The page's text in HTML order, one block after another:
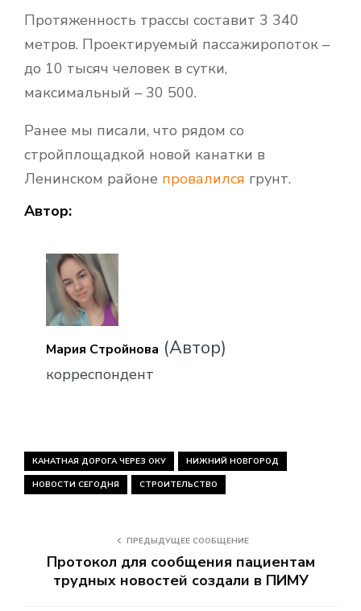
Протяженность трассы составит 3 340
метров. Проектируемый пассажиропоток –
до 10 тысяч человек в сутки,
максимальный – 30 500.
Ранее мы писали, что рядом со
стройплощадкой новой канатки в
Ленинском районе провалился грунт.
Автор:
Мария Стройнова (Автор)
корреспондент
КАНАТНАЯ ДОРОГА ЧЕРЕЗ ОКУ НИЖНИЙ НОВГОРОД
НОВОСТИ СЕГОДНЯ СТРОИТЕЛЬСТВО
ПРЕДЫДУЩЕЕ СООБЩЕНИЕ
Протокол для сообщения пациентам
трудных новостей создали в ПИМУ